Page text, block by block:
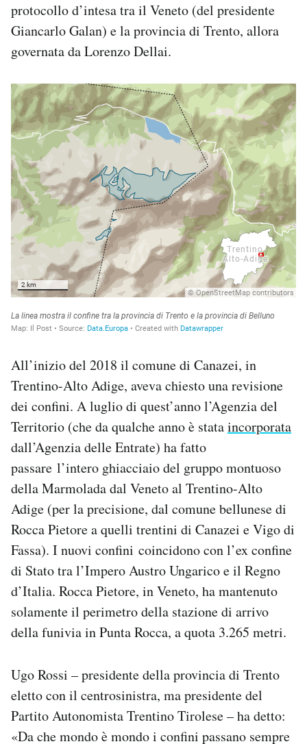
protocollo d’intesa tra il Veneto (del presidente
Giancarlo Galan) e la provincia di Trento, allora
governata da Lorenzo Dellai.
All’inizio del 2018 il comune di Canazei, in
Trentino-Alto Adige, aveva chiesto una revisione
dei confini. A luglio di quest’anno l’Agenzia del
Territorio (che da qualche anno è stataincorporata
dall’Agenzia delle Entrate) ha fatto
passare l’intero ghiacciaio del gruppo montuoso
della Marmolada dal Veneto al Trentino-Alto
Adige (per la precisione, dal comune bellunese di
Rocca Pietore a quelli trentini di Canazei e Vigo di
Fassa). I nuovi confini coincidono con l’ex confine
di Stato tra l’Impero Austro Ungarico e il Regno
d’Italia. Rocca Pietore, in Veneto, ha mantenuto
solamente il perimetro della stazione di arrivo
della funivia in Punta Rocca, a quota 3.265 metri.
Ugo Rossi – presidente della provincia di Trento
eletto con il centrosinistra, ma presidente del
Partito Autonomista Trentino Tirolese – ha detto:
«Da che mondo è mondo i confini passano sempre